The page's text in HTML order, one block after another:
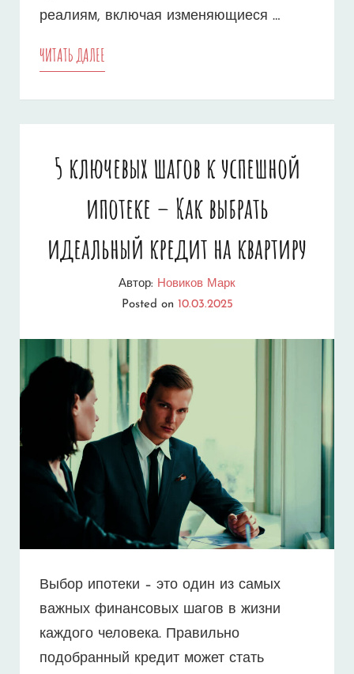
реалиям, включая изменяющиеся …
ЧИТАТЬ ДАЛЕЕ
АКТУАЛЬНЫЕ
ПРОЦЕНТЫ
УСЛОВИЯ
ГОДУ
5 ключевых шагов к успешной
ипотеке – Как выбрать
идеальный кредит на квартиру
Автор: Новиков Марк
Posted on 10.03.2025
Выбор ипотеки – это один из самых
важных финансовых шагов в жизни
каждого человека. Правильно
подобранный кредит может стать